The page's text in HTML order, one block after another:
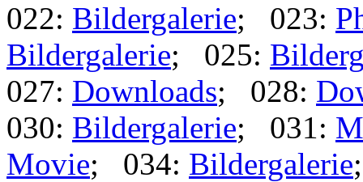
022: Bildergalerie; 023:
Bildergalerie; 025:
027: Downloads; 028:
030: Bildergalerie; 031:
Movie; 034: Bildergalerie